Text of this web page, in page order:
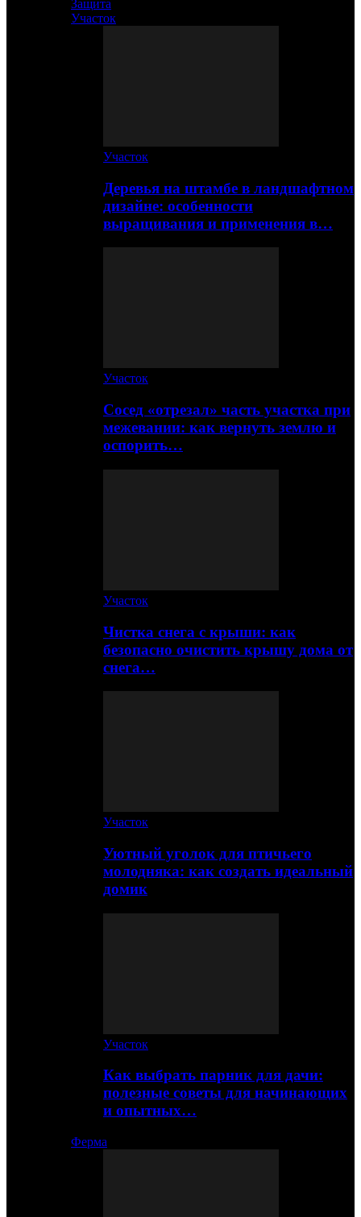
Защита
Участок
Участок
Деревья на штамбе в ландшафтном
дизайне: особенности
выращивания и применения в…
Участок
Сосед «отрезал» часть участка при
межевании: как вернуть землю и
оспорить…
Участок
Чистка снега с крыши: как
безопасно очистить крышу дома от
снега…
Участок
Уютный уголок для птичьего
молодняка: как создать идеальный
домик
Участок
Как выбрать парник для дачи:
полезные советы для начинающих
и опытных…
Ферма